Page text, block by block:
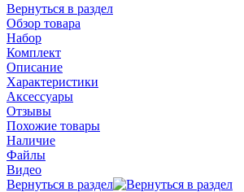
Вернуться в раздел
Обзор товара
Набор
Комплект
Описание
Характеристики
Аксессуары
Отзывы
Похожие товары
Наличие
Файлы
Видео
Вернуться в раздел